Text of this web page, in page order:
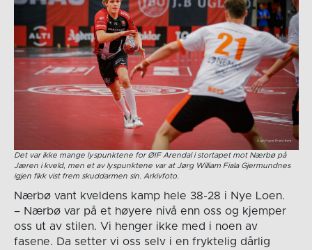
Det var ikke mange lyspunktene for ØIF Arendal i stortapet mot Nærbø på
Jæren i kveld, men et av lyspunktene var at Jørg William Fiala Gjermundnes
igjen fikk vist frem skuddarmen sin. Arkivfoto.
Nærbø vant kveldens kamp hele 38-28 i Nye Loen.
– Nærbø var på et høyere nivå enn oss og kjemper
oss ut av stilen. Vi henger ikke med i noen av
fasene. Da setter vi oss selv i en fryktelig dårlig